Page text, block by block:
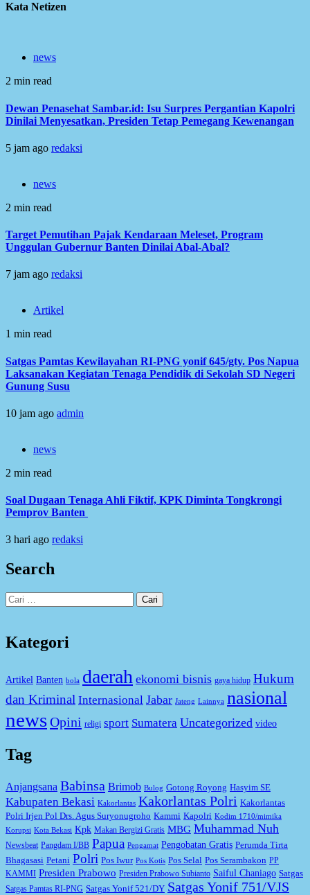
Kata Netizen
news
2 min read
Dewan Penasehat Sambar.id: Isu Surpres Pergantian Kapolri
Dinilai Menyesatkan, Presiden Tetap Pemegang Kewenangan
5 jam ago redaksi
news
2 min read
Target Pemutihan Pajak Kendaraan Meleset, Program
Unggulan Gubernur Banten Dinilai Abal-Abal?
7 jam ago redaksi
Artikel
1 min read
Satgas Pamtas Kewilayahan RI-PNG yonif 645/gty. Pos Napua
Laksanakan Kegiatan Tenaga Pendidik di Sekolah SD Negeri
Gunung Susu
10 jam ago admin
news
2 min read
Soal Dugaan Tenaga Ahli Fiktif, KPK Diminta Tongkrongi
Pemprov Banten
3 hari ago redaksi
Search
Cari
untuk:
Kategori
Artikel Banten bola daerah ekonomi bisnis gaya hidup Hukum
dan Kriminal Internasional Jabar Jateng Lainnya nasional
newsOpini religi sport Sumatera Uncategorized video
Tag
Anjangsana Babinsa Brimob Bulog Gotong Royong Hasyim SE
Kabupaten Bekasi Kakorlantas Kakorlantas Polri Kakorlantas
Polri Irjen Pol Drs. Agus Suryonugroho Kammi Kapolri Kodim 1710/mimika
Korupsi Kota Bekasi Kpk Makan Bergizi Gratis MBG Muhammad Nuh
Newsbeat Pangdam I/BB Papua Pengamat Pengobatan Gratis Perumda Tirta
Bhagasasi Petani Polri Pos Iwur Pos Kotis Pos Selal Pos Serambakon PP
KAMMI Presiden Prabowo Presiden Prabowo Subianto Saiful Chaniago Satgas
Satgas Pamtas RI-PNG Satgas Yonif 521/DY Satgas Yonif 751/VJS